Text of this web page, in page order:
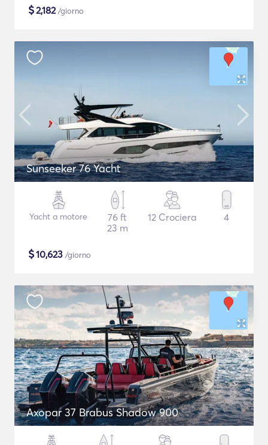
$2,182/giorno
Sunseeker 76 Yacht
Yacht a motore
76 ft
23 m
12 Crociera 4
$10,623 /giorno
Axopar 37 Brabus Shadow 900